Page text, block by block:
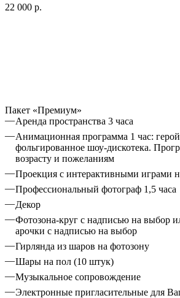
22 000 р.
Пакет «Премиум»
Аренда пространства 3 часа
Анимационная программа 1 час:
фольгированное шоу-дискотека.
возрасту и пожеланиям
Проекция с интерактивными играми
Профессиональный фотограф 1,5 часа
Декор
Фотозона-круг с надписью на выбор
арочки с надписью на выбор
Гирлянда из шаров на фотозону
Шары на пол (10 штук)
Музыкальное сопровождение
Электронные пригласительные для